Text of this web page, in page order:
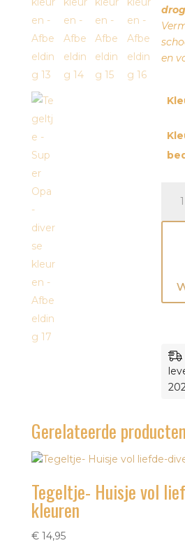
en
Gerelateerde producten
Tegeltje- Huisje vol
kleuren
€14,95